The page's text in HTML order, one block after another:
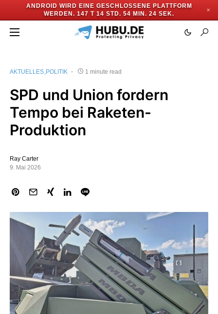
ANDROID WIRD EINE GESCHLOSSENE PLATTFORM
WERDEN. 147 T 14 STD. 54 MIN. 24 SEK.
✕
AKTUELLES POLITIK 1 minute read
SPD und Union fordern
Tempo bei Raketen-
Produktion
Ray Carter
9. Mai 2026